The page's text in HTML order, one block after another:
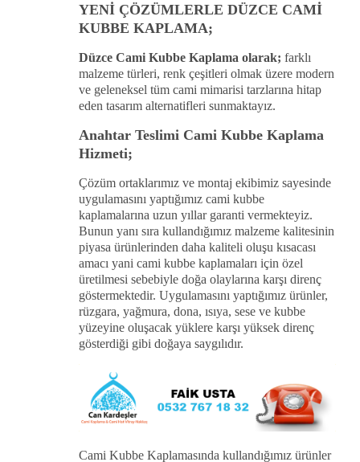
YENİ ÇÖZÜMLERLE DÜZCE CAMİ
KUBBE KAPLAMA;
Düzce Cami Kubbe Kaplama olarak; farklı
malzeme türleri, renk çeşitleri olmak üzere modern
ve geleneksel tüm cami mimarisi tarzlarına hitap
eden tasarım alternatifleri sunmaktayız.
Anahtar Teslimi Cami Kubbe Kaplama
Hizmeti;
Çözüm ortaklarımız ve montaj ekibimiz sayesinde
uygulamasını yaptığımız cami kubbe
kaplamalarına uzun yıllar garanti vermekteyiz.
Bunun yanı sıra kullandığımız malzeme kalitesinin
piyasa ürünlerinden daha kaliteli oluşu kısacası
amacı yani cami kubbe kaplamaları için özel
üretilmesi sebebiyle doğa olaylarına karşı direnç
göstermektedir. Uygulamasını yaptığımız ürünler,
rüzgara, yağmura, dona, ısıya, sese ve kubbe
yüzeyine oluşacak yüklere karşı yüksek direnç
gösterdiği gibi doğaya saygılıdır.
Cami Kubbe Kaplamasında kullandığımız ürünler